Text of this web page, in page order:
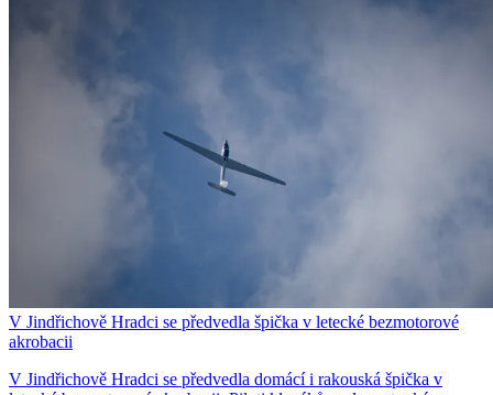
V Jindřichově Hradci se předvedla špička v letecké bezmotorové
akrobacii
V Jindřichově Hradci se předvedla domácí i rakouská špička v